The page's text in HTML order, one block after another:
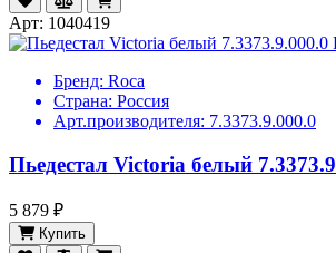
Арт: 1040419
Бренд: Roca
Страна: Россия
Арт.производителя: 7.3373.9.000.0
Пьедестал Victoria белый
5 879 ₽
Купить